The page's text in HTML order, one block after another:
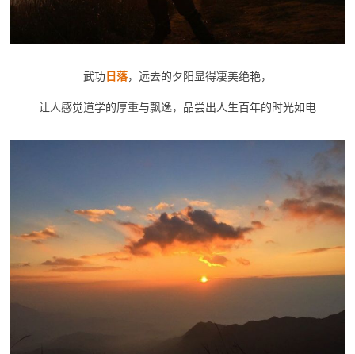
武功日落，远去的夕阳显得凄美绝艳，
让人感觉道学的厚重与飘逸，品尝出人生百年的时光如电